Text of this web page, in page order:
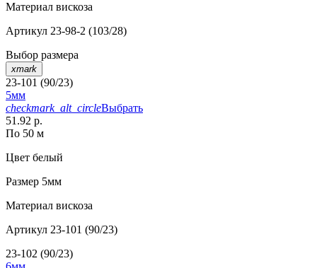
Материал вискоза
Артикул 23-98-2 (103/28)
Выбор размера
xmark
23-101 (90/23)
5мм
checkmark_alt_circleВыбрать
51.92 р.
По 50 м
Цвет белый
Размер 5мм
Материал вискоза
Артикул 23-101 (90/23)
23-102 (90/23)